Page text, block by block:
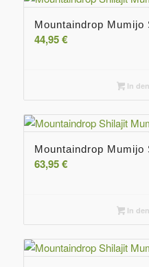
Mountaindrop Mumijo
44,95€
In
Mountaindrop Mumijo
63,95€
In